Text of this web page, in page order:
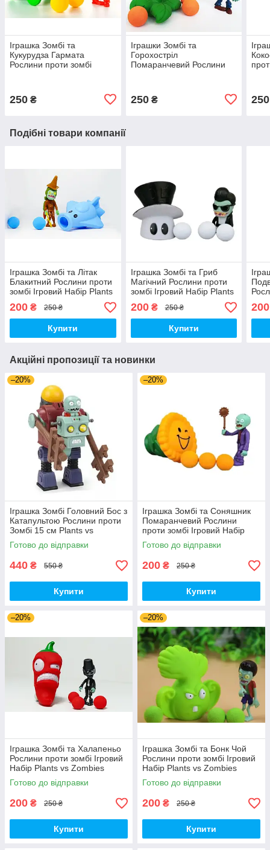
Іграшка Зомбі та
Кукурудза Гармата
Рослини проти зомбі
250 ₴
Іграшки Зомбі та
Горохостріл
Помаранчевий Рослини
250₴ 250
Подібні товари компанії
Іграшка Зомбі та Літак
Блакитний Рослини проти
зомбі Ігровий Набір Plants
vs Zombies (00356)
200 ₴ 250 ₴
Купити
Іграшка Зомбі та Гриб
Магічний Рослини проти
зомбі Ігровий Набір Plants
vs Zombies (00179)
200₴ 250 ₴
Купити
200
Акційні пропозиції та новинки
–20%
Іграшка Зомбі Головний Бос з
Катапультою Рослини проти
Зомбі 15 см Plants vs
Zombies (00140)
Готово до відправки
440 ₴ 550 ₴
Купити
–20%
Іграшка Зомбі та Соняшник
Помаранчевий Рослини
проти зомбі Ігровий Набір
Plants vs Zombies (00180)
Готово до відправки
200 ₴ 250 ₴
Купити
–20%
Іграшка Зомбі та Халапеньо
Рослини проти зомбі Ігровий
Набір Plants vs Zombies
(00226)
Готово до відправки
200 ₴ 250 ₴
Купити
–20%
Іграшка Зомбі та Бонк Чой
Рослини проти зомбі Ігровий
Набір Plants vs Zombies
(00287)
Готово до відправки
200 ₴ 250 ₴
Купити